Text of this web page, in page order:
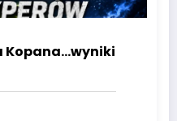
Kopana…wyniki